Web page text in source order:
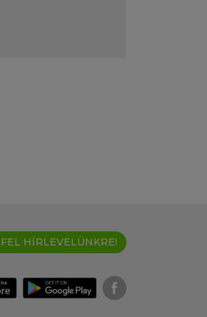
FEL HÍRLEVELÜNKRE!